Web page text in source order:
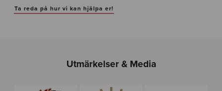
Ta reda på hur vi kan hjälpa er!
Utmärkelser & Media